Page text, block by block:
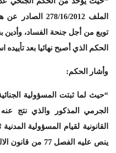
الملف 278/16/
توبع من أجل جنحة الفساد، وأدين
الحكم الذي أصبح نهائيا بعد تأييده
وأشار الحكم:
“حيث لما ثبتت المسؤولية
الجرمي المذكور والذي نتج
القانونية لقيام المسؤولية
ينص عليه الفصل